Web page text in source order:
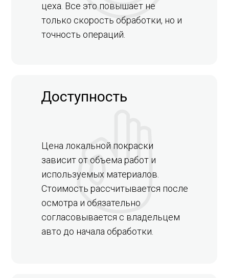
Доступность
цеха. Все это повышает не
только скорость обработки, но и
точность операций.
Цена локальной покраски
зависит от объема работ и
используемых материалов.
Стоимость рассчитывается после
осмотра и обязательно
согласовывается с владельцем
авто до начала обработки.